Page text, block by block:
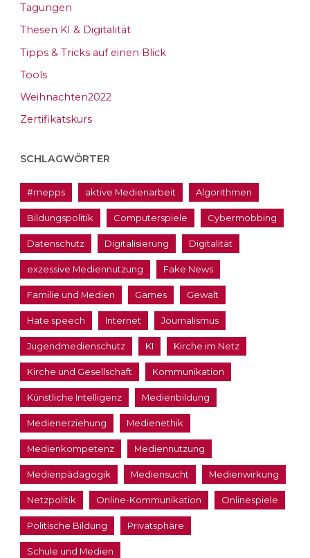
Tagungen
Thesen KI & Digitalität
Tipps & Tricks auf einen Blick
Tools
Weihnachten2022
Zertifikatskurs
SCHLAGWÖRTER
#mepps aktive Medienarbeit Algorithmen
Bildungspolitik Computerspiele Cybermobbing
Datenschutz Digitalisierung Digitalität
exzessive Mediennutzung Fake News
Familie und Medien Games Gewalt
Hate speech Internet Journalismus
Jugendmedienschutz KI Kirche im Netz
Kirche und Gesellschaft Kommunikation
Künstliche Intelligenz Medienbildung
Medienerziehung Medienethik
Medienkompetenz Mediennutzung
Medienpädagogik Mediensucht Medienwirkung
Netzpolitik Online-Kommunikation Onlinespiele
Politische Bildung Privatsphäre
Schule und Medien